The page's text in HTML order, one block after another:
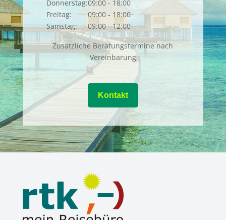
Donnerstag:
Freitag:
Samstag:
09:00 - 18:00
09:00 - 18:00
09:00 - 12:00
Zusätzliche Beratungstermine nach
Vereinbarung
Kontakt